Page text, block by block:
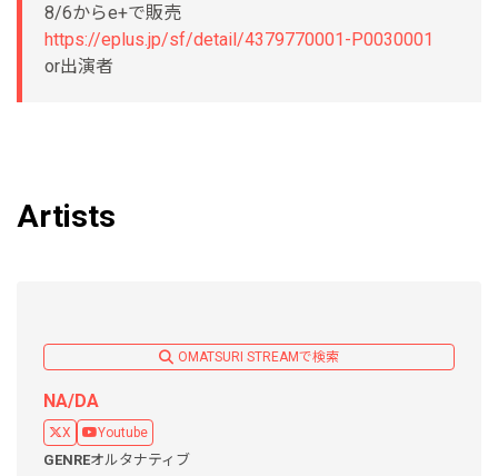
8/6からe+で販売
https://eplus.jp/sf/detail/4379770001-P0030001
or出演者
Artists
OMATSURI STREAMで検索
NA/DA
X Youtube
GENREオルタナティブ